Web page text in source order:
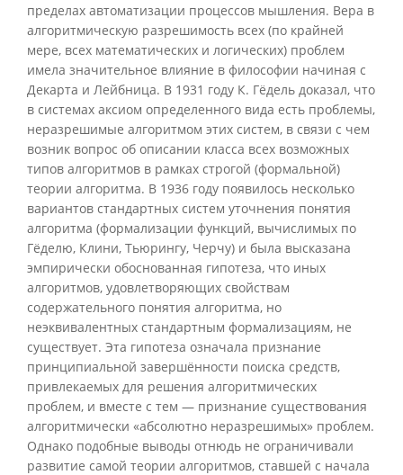
пределах автоматизации процессов мышления. Вера в
алгоритмическую разрешимость всех (по крайней
мере, всех математических и логических) проблем
имела значительное влияние в философии начиная с
Декарта и Лейбница. В 1931 году К. Гёдель доказал, что
в системах аксиом определенного вида есть проблемы,
неразрешимые алгоритмом этих систем, в связи с чем
возник вопрос об описании класса всех возможных
типов алгоритмов в рамках строгой (формальной)
теории алгоритма. В 1936 году появилось несколько
вариантов стандартных систем уточнения понятия
алгоритма (формализации функций, вычислимых по
Гёделю, Клини, Тьюрингу, Черчу) и была высказана
эмпирически обоснованная гипотеза, что иных
алгоритмов, удовлетворяющих свойствам
содержательного понятия алгоритма, но
неэквивалентных стандартным формализациям, не
существует. Эта гипотеза означала признание
принципиальной завершённости поиска средств,
привлекаемых для решения алгоритмических
проблем, и вместе с тем — признание существования
алгоритмически «абсолютно неразрешимых» проблем.
Однако подобные выводы отнюдь не ограничивали
развитие самой теории алгоритмов, ставшей с начала